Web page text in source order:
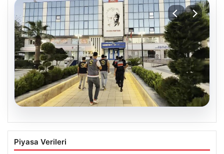
05.08.2026
Menderes Belediyesi Hakkında
Soruşturmada Firari Başkan Yardımcısı
Piyasa Verileri